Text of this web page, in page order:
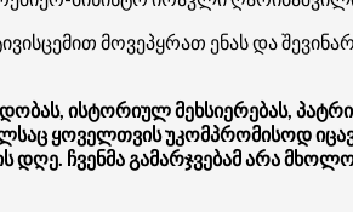
მოვეპყრათ ენას და
ისტორიულ მეხსიერებას,
ყოველთვის უკომპრომისოდ
ჩვენმა გამარჯვებამ არა